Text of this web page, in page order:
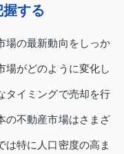
する
場の最新動向をしっか
場がどのように変化し
タイミングで売却を行
の不動産市場はさまざ
は特に人口密度の高ま